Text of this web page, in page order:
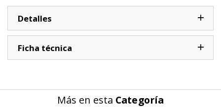
Detalles
Ficha técnica
Más en esta Categoría